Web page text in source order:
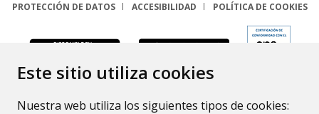
Este sitio utiliza cookies
Nuestra web utiliza los siguientes tipos de cookies:
PROTECCIÓN DE DATOS
ACCESIBILIDAD POLÍTICA DE COOKIES